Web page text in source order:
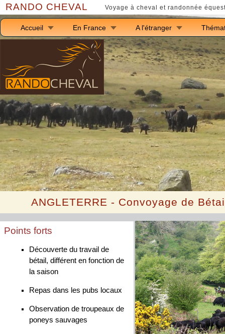
RANDO CHEVAL Voyage à cheval et randonnée
Accueil En France A l'étranger
ANGLETERRE - Convoyage de B
Points forts
Découverte du travail de
bétail, différent en fonction de
la saison
Repas dans les pubs locaux
Observation de troupeaux de
poneys sauvages